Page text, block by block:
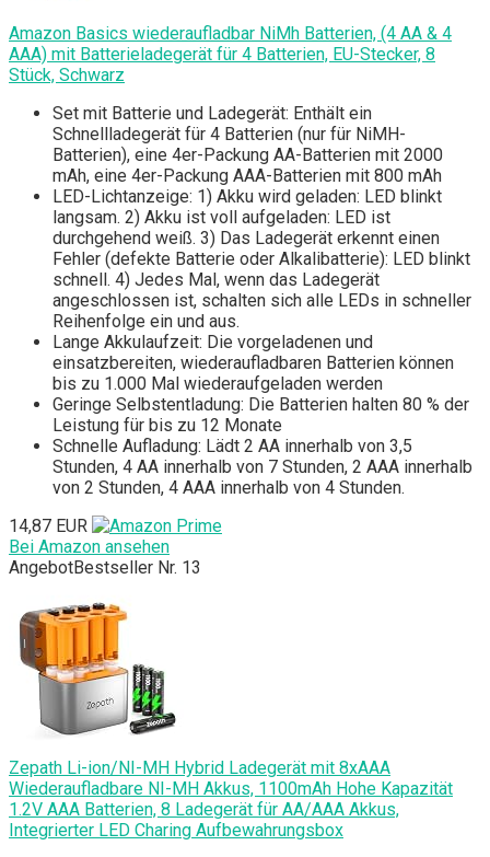
Amazon Basics wiederaufladbar NiMh Batterien, (4 AA & 4
AAA) mit Batterieladegerät für 4 Batterien, EU-Stecker, 8
Stück, Schwarz
Set mit Batterie und Ladegerät: Enthält ein
Schnellladegerät für 4 Batterien (nur für NiMH-
Batterien), eine 4er-Packung AA-Batterien mit 2000
mAh, eine 4er-Packung AAA-Batterien mit 800 mAh
LED-Lichtanzeige: 1) Akku wird geladen: LED blinkt
langsam. 2) Akku ist voll aufgeladen: LED ist
durchgehend weiß. 3) Das Ladegerät erkennt einen
Fehler (defekte Batterie oder Alkalibatterie): LED blinkt
schnell. 4) Jedes Mal, wenn das Ladegerät
angeschlossen ist, schalten sich alle LEDs in schneller
Reihenfolge ein und aus.
Lange Akkulaufzeit: Die vorgeladenen und
einsatzbereiten, wiederaufladbaren Batterien können
bis zu 1.000 Mal wiederaufgeladen werden
Geringe Selbstentladung: Die Batterien halten 80 % der
Leistung für bis zu 12 Monate
Schnelle Aufladung: Lädt 2 AA innerhalb von 3,5
Stunden, 4 AA innerhalb von 7 Stunden, 2 AAA innerhalb
von 2 Stunden, 4 AAA innerhalb von 4 Stunden.
14,87 EUR
Bei Amazon ansehen
AngebotBestseller Nr. 13
Zepath Li-ion/NI-MH Hybrid Ladegerät mit 8xAAA
Wiederaufladbare NI-MH Akkus, 1100mAh Hohe Kapazität
1.2V AAA Batterien, 8 Ladegerät für AA/AAA Akkus,
Integrierter LED Charing Aufbewahrungsbox